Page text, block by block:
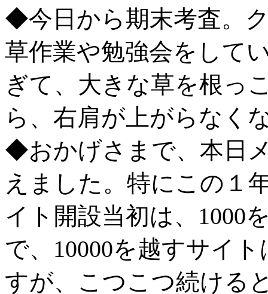
◆今日から期末考査。
草作業や勉強会をして
ぎて、大きな草を根っ
ら、右肩が上がらなく
◆おかげさまで、本日
えました。特にこの１
イト開設当初は、1000
で、10000を越すサイ
すが、こつこつ続ける